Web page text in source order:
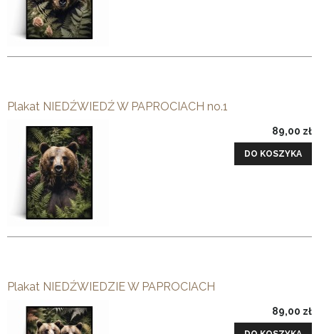
Plakat NIEDŹWIEDŹ W PAPROCIACH no.1
89,00 zł
DO KOSZYKA
Plakat NIEDŹWIEDZIE W PAPROCIACH
89,00 zł